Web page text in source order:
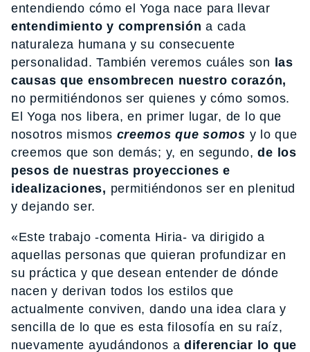
entendiendo cómo el Yoga nace para llevar
entendimiento y comprensión a cada
naturaleza humana y su consecuente
personalidad. También veremos cuáles son las
causas que ensombrecen nuestro corazón,
no permitiéndonos ser quienes y cómo somos.
El Yoga nos libera, en primer lugar, de lo que
nosotros mismos creemos que somos y lo que
creemos que son demás; y, en segundo,de los
pesos de nuestras proyecciones e
idealizaciones, permitiéndonos ser en plenitud
y dejando ser.
«Este trabajo -comenta Hiria- va dirigido a
aquellas personas que quieran profundizar en
su práctica y que desean entender de dónde
nacen y derivan todos los estilos que
actualmente conviven, dando una idea clara y
sencilla de lo que es esta filosofía en su raíz,
nuevamente ayudándonos adiferenciar lo que